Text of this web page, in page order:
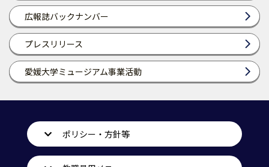
広報誌バックナンバー
プレスリリース
愛媛大学ミュージアム事業活動
ポリシー・方針等